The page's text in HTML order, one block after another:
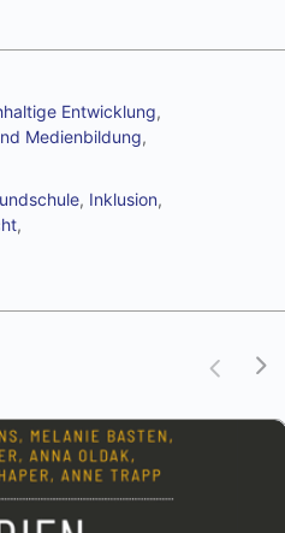
Entwicklung,
Medienbildung,
, Inklusion,
,